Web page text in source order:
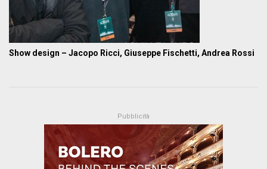
Show design – Jacopo Ricci, Giuseppe Fischetti, Andrea Rossi